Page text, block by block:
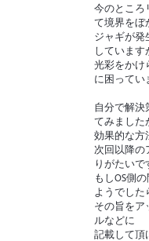
今のところ
て境界をぼ
ジャギが発
しています
光彩をかけ
に困ってい
自分で解決
てみました
効果的な方
次回以降の
りがたいで
もしOS側
ようでした
その旨をア
ルなどに
記載して頂